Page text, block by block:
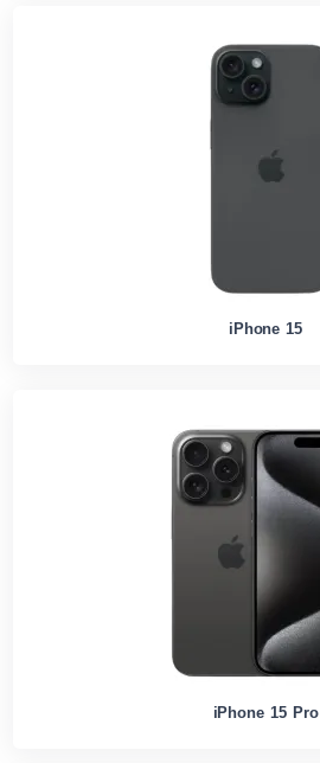
iPhone 15
iPhone 15 Pro